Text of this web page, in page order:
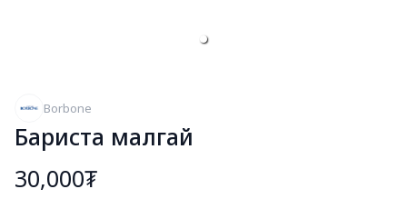
Borbone
Бариста малгай
30,000₮